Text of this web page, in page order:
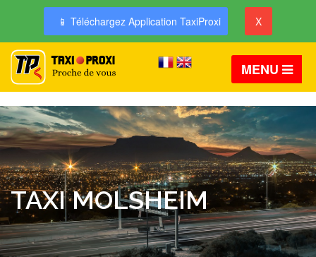
📱 Téléchargez Application TaxiProxi X
MENU
TAXI MOLSHEIM